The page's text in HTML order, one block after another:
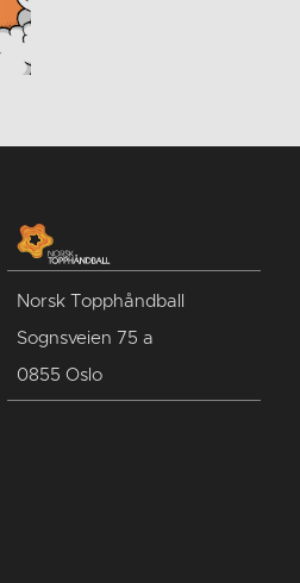
Norsk Topphåndball
Sognsveien 75 a
0855 Oslo